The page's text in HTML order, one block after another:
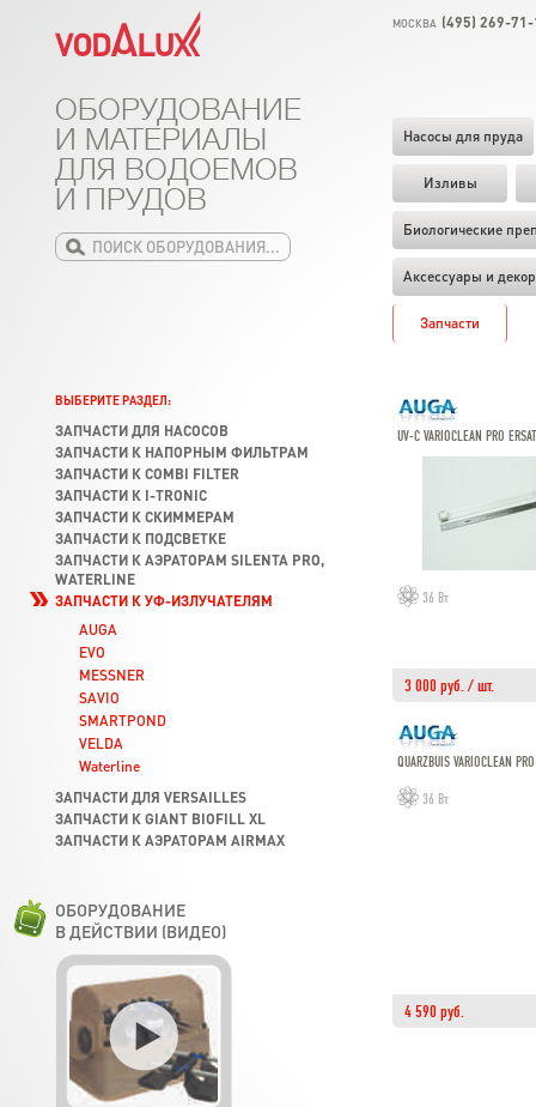
МОСКВА (495) 269-
Насосы для пруда
Изливы
Биологические
Аксессуары и декор
Запчасти
ОБОРУДОВАНИЕ
И МАТЕРИАЛЫ
ДЛЯ ВОДОЕМОВ
И ПРУДОВ
UV-C VARIOCLEAN PRO
36 Вт
3 000 руб. / шт.
QUARZBUIS VARIOCLEAN
36 Вт
4 590 руб.
ВЫБЕРИТЕ РАЗДЕЛ:
ЗАПЧАСТИ ДЛЯ НАСОСОВ
ЗАПЧАСТИ К НАПОРНЫМ ФИЛЬТРАМ
ЗАПЧАСТИ К COMBI FILTER
ЗАПЧАСТИ К I-TRONIC
ЗАПЧАСТИ К СКИММЕРАМ
ЗАПЧАСТИ К ПОДСВЕТКЕ
ЗАПЧАСТИ К АЭРАТОРАМ SILENTA PRO,
WATERLINE
ЗАПЧАСТИ К УФ-ИЗЛУЧАТЕЛЯМ
AUGA
EVO
MESSNER
SAVIO
SMARTPOND
VELDA
Waterline
ЗАПЧАСТИ ДЛЯ VERSAILLES
ЗАПЧАСТИ К GIANT BIOFILL XL
ЗАПЧАСТИ К АЭРАТОРАМ AIRMAX
ОБОРУДОВАНИЕ
В ДЕЙСТВИИ (ВИДЕО)